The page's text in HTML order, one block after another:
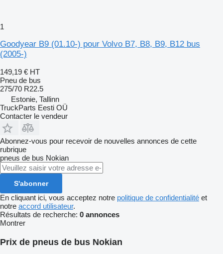
1
Goodyear B9 (01.10-) pour Volvo B7, B8, B9, B12 bus
(2005-)
149,19 € HT
Pneu de bus
275/70 R22.5
Estonie, Tallinn
TruckParts Eesti OÜ
Contacter le vendeur
Abonnez-vous pour recevoir de nouvelles annonces de cette
rubrique
pneus de bus Nokian
S'abonner
En cliquant ici, vous acceptez notre politique de confidentialité et
notre accord utilisateur.
Résultats de recherche: 0 annonces
Montrer
Prix de pneus de bus Nokian